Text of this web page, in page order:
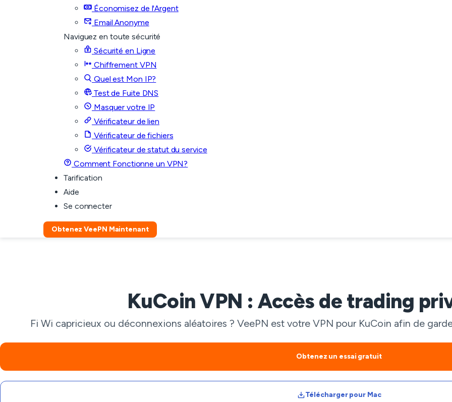
Économisez de l'Argent
Email Anonyme
Naviguez en toute sécurité
Sécurité en Ligne
Chiffrement VPN
Quel est Mon IP?
Test de Fuite DNS
Masquer votre IP
Vérificateur de lien
Vérificateur de fichiers
Vérificateur de statut du service
Comment Fonctionne un VPN?
Tarification
Aide
Se connecter
Obtenez VeePN Maintenant
KuCoin VPN : Accès de trading
Fi Wi capricieux ou déconnexions aléatoires ? VeePN est votre VPN pour KuCoin afin de
Obtenez un essai gratuit
Télécharger pour Mac